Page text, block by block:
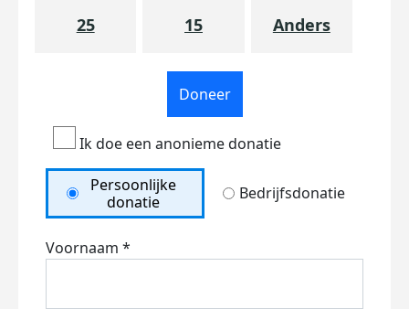
25 15 Anders
Doneer
Ik doe een anonieme donatie
Persoonlijke
donatie
Bedrijfsdonatie
Voornaam *